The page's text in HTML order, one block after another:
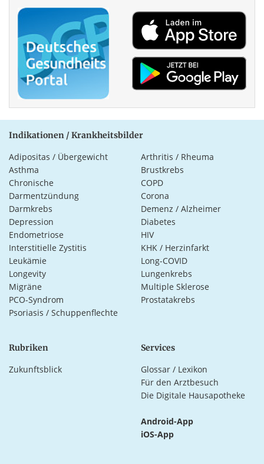
Indikationen / Krankheitsbilder
Adipositas / Übergewicht
Arthritis / Rheuma
Asthma
Brustkrebs
Chronische
Darmentzündung
COPD
Corona
Darmkrebs
Demenz / Alzheimer
Depression
Diabetes
Endometriose
HIV
Interstitielle Zystitis
KHK / Herzinfarkt
Leukämie
Long-COVID
Longevity
Lungenkrebs
Migräne
Multiple Sklerose
PCO-Syndrom
Prostatakrebs
Psoriasis / Schuppenflechte
Rubriken
Zukunftsblick
Services
Glossar / Lexikon
Für den Arztbesuch
Die Digitale Hausapotheke
Android-App
iOS-App